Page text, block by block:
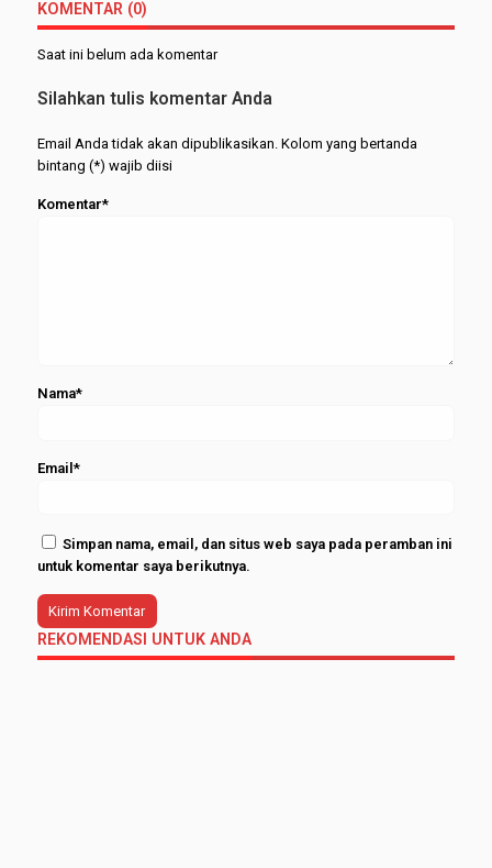
2026
FEBI
KOMENTAR (0)
Saat ini belum ada komentar
Silahkan tulis komentar Anda
Email Anda tidak akan dipublikasikan. Kolom yang bertanda
bintang (*) wajib diisi
Komentar*
Nama*
Email*
Simpan nama, email, dan situs web saya pada peramban ini
untuk komentar saya berikutnya.
REKOMENDASI UNTUK ANDA